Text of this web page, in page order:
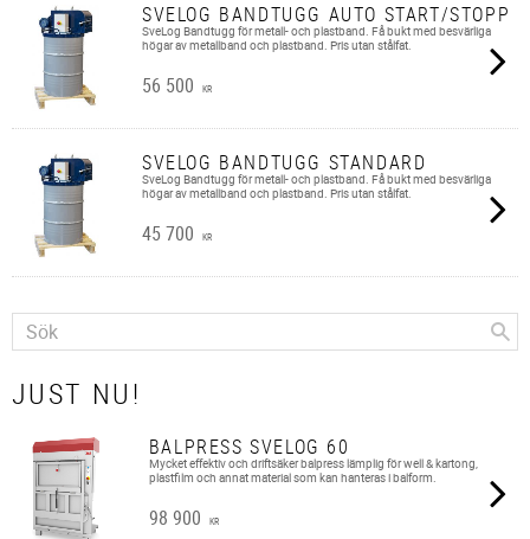
SVELOG BANDTUGG AUTO START/STOPP
SveLog Bandtugg för metall- och plastband. Få bukt med besvärliga
högar av metallband och plastband. Pris utan stålfat.
56 500 KR
SVELOG BANDTUGG STANDARD
SveLog Bandtugg för metall- och plastband. Få bukt med besvärliga
högar av metallband och plastband. Pris utan stålfat.
45 700 KR
JUST NU!
BALPRESS SVELOG 60
Mycket effektiv och driftsäker balpress lämplig för well & kartong,
plastfilm och annat material som kan hanteras i balform.
98 900 KR